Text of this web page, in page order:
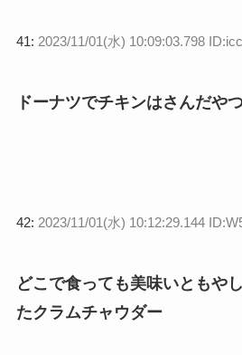
41: 2023/11/01(水) 10:09:03.798
ドーナツでチキンはさんだや
42: 2023/11/01(水) 10:12:29.144
どこで食っても美味いともや
たクラムチャウダー